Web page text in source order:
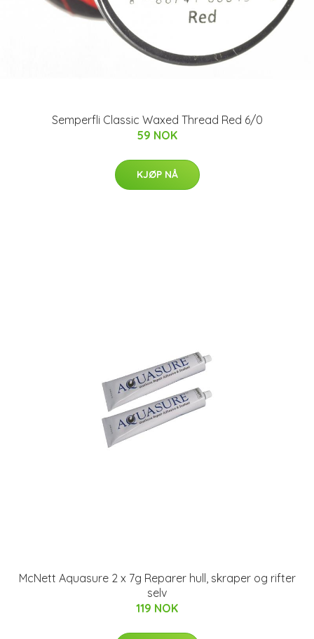
Semperfli Classic Waxed Thread Red 6/0
59 NOK
KJØP NÅ
McNett Aquasure 2 x 7g Reparer hull, skraper og rifter
selv
119 NOK